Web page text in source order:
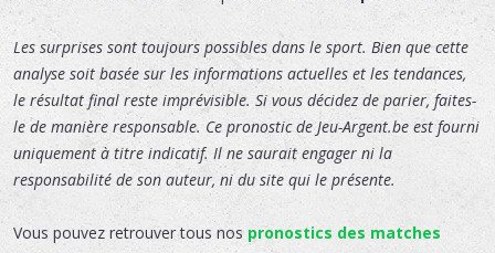
Les surprises sont toujours possibles dans le sport. Bien que cette
analyse soit basée sur les informations actuelles et les tendances,
le résultat final reste imprévisible. Si vous décidez de parier, faites-
le de manière responsable. Ce pronostic de Jeu-Argent.be est fourni
uniquement à titre indicatif. Il ne saurait engager ni la
responsabilité de son auteur, ni du site qui le présente.
Vous pouvez retrouver tous nos pronostics des matches